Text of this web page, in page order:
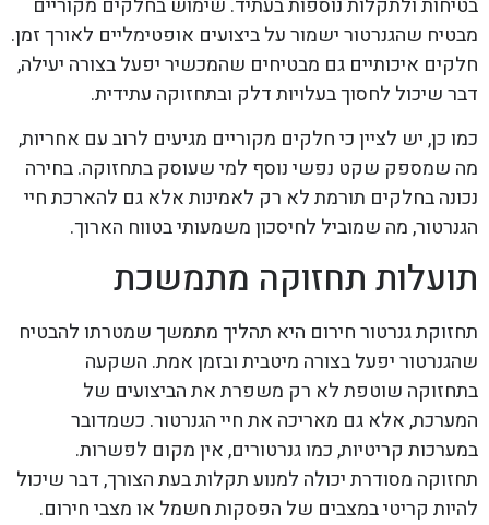
מבטיח שהגנרטור ישמור על ביצועים אופטימליים לאורך זמן.
חלקים איכותיים גם מבטיחים שהמכשיר יפעל בצורה יעילה,
דבר שיכול לחסוך בעלויות דלק ובתחזוקה עתידית.
כמו כן, יש לציין כי חלקים מקוריים מגיעים לרוב עם אחריות,
מה שמספק שקט נפשי נוסף למי שעוסק בתחזוקה. בחירה
נכונה בחלקים תורמת לא רק לאמינות אלא גם להארכת חיי
הגנרטור, מה שמוביל לחיסכון משמעותי בטווח הארוך.
תועלות תחזוקה מתמשכת
תחזוקת גנרטור חירום היא תהליך מתמשך שמטרתו להבטיח
שהגנרטור יפעל בצורה מיטבית ובזמן אמת. השקעה
בתחזוקה שוטפת לא רק משפרת את הביצועים של
המערכת, אלא גם מאריכה את חיי הגנרטור. כשמדובר
במערכות קריטיות, כמו גנרטורים, אין מקום לפשרות.
תחזוקה מסודרת יכולה למנוע תקלות בעת הצורך, דבר שיכול
להיות קריטי במצבים של הפסקות חשמל או מצבי חירום.